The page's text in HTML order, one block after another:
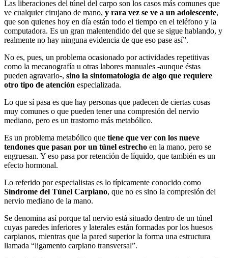
Las liberaciones del túnel del carpo son los casos más comunes que
ve cualquier cirujano de mano, y rara vez se ve a un adolescente,
que son quienes hoy en día están todo el tiempo en el teléfono y la
computadora. Es un gran malentendido del que se sigue hablando, y
realmente no hay ninguna evidencia de que eso pase así”.
No es, pues, un problema ocasionado por actividades repetitivas
como la mecanografía u otras labores manuales -aunque éstas
pueden agravarlo-, sino la sintomatología de algo que requiere
otro tipo de atención especializada.
Lo que sí pasa es que hay personas que padecen de ciertas cosas
muy comunes o que pueden tener una compresión del nervio
mediano, pero es un trastorno más metabólico.
Es un problema metabólico que tiene que ver con los nueve
tendones que pasan por un túnel estrecho en la mano, pero se
engruesan. Y eso pasa por retención de líquido, que también es un
efecto hormonal.
Lo referido por especialistas es lo típicamente conocido como
Síndrome del Túnel Carpiano, que no es sino la compresión del
nervio mediano de la mano.
Se denomina así porque tal nervio está situado dentro de un túnel
cuyas paredes inferiores y laterales están formadas por los huesos
carpianos, mientras que la pared superior la forma una estructura
llamada “ligamento carpiano transversal”.